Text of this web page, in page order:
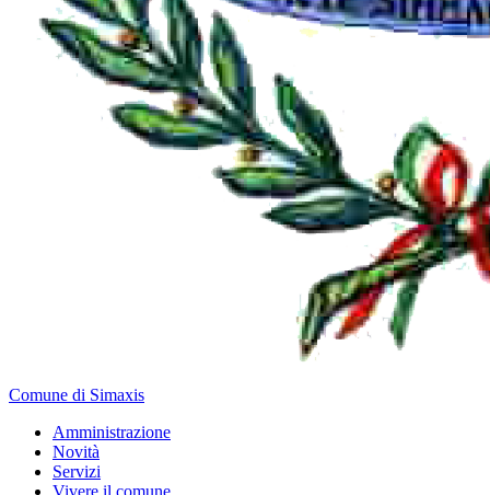
Comune di Simaxis
Amministrazione
Novità
Servizi
Vivere il comune